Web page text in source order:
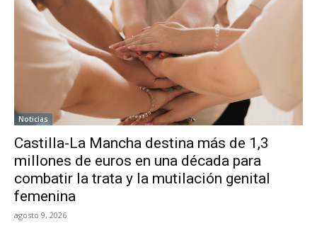
Noticias
Castilla-La Mancha destina más de 1,3
millones de euros en una década para
combatir la trata y la mutilación genital
femenina
agosto 9, 2026